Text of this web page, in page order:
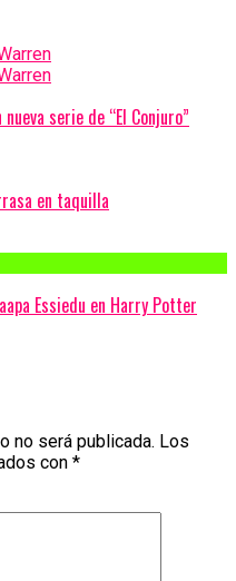
serie de “El Conjuro”
en taquilla
Essiedu en Harry Potter
no será publicada. Los
con *